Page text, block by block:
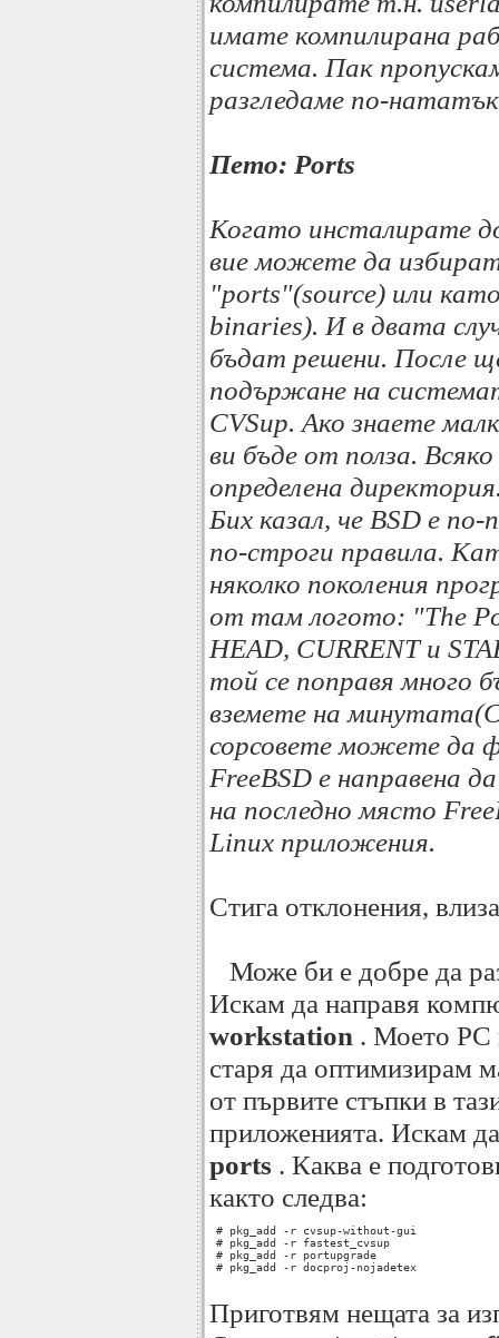
имате компилирана
система. Пак
разгледаме по-
Пето: Ports
Когато инсталирате
вие можете да
"ports"(source) или
binaries). И в двата
бъдат решени. После
подържане на
CVSup. Ако знаете
ви бъде от полза.
определена
Бих казал, че BSD е
по-строги правила.
няколко поколения
от там логото: "The
HEAD, CURRENT и
той се поправя много
вземете на
сорсовете можете да
FreeBSD e направена
на последно място
Linux приложения.
Стига отклонения,
Може би е добре да
Искам да направя
workstation . Моето PC
старя да оптимизирам
от първите стъпки в
приложенията. Искам
ports . Каква е
както следва:
# pkg_add -r cvsup-without-gui
# pkg_add -r fastest_cvsup
# pkg_add -r portupgrade
# pkg_add -r docproj-nojadetex
Приготвям нещата за